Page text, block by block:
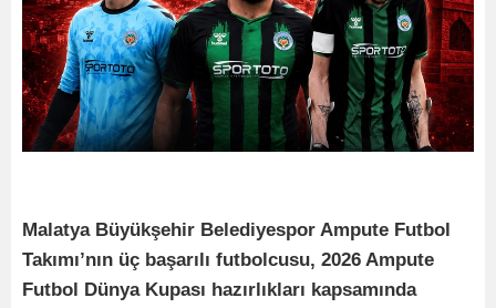
Malatya Büyükşehir Belediyespor Ampute Futbol
Takımı’nın üç başarılı futbolcusu, 2026 Ampute
Futbol Dünya Kupası hazırlıkları kapsamında